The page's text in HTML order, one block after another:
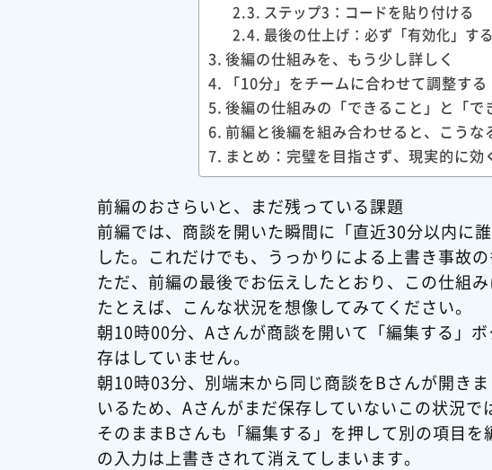
ステップ3：コードを貼り付ける
最後の仕上げ：必ず「有効化」する
後編の仕組みを、もう少し詳しく
「10分」をチームに合わせて調整する
後編の仕組みの「できること」と「で
前編と後編を組み合わせると、こうな
まとめ：完璧を目指さず、現実的に効
前編のおさらいと、まだ残っている課題
前編では、商談を開いた瞬間に「直近30分以内に
した。これだけでも、うっかりによる上書き事故の
ただ、前編の最後でお伝えしたとおり、この仕組
たとえば、こんな状況を想像してみてください。
朝10時00分、Aさんが商談を開いて「編集する」
存はしていません。
朝10時03分、別端末から同じ商談をBさんが開き
いるため、Aさんがまだ保存していないこの状況で
そのままBさんも「編集する」を押して別の項目
の入力は上書きされて消えてしまいます。